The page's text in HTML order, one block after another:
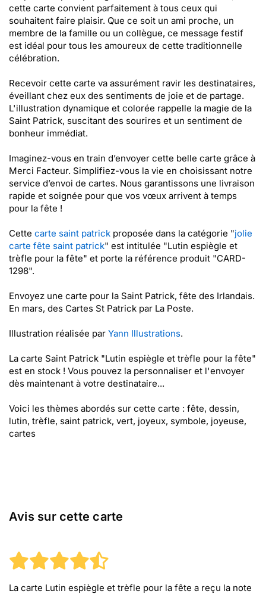
cette carte convient parfaitement à tous ceux qui
souhaitent faire plaisir. Que ce soit un ami proche, un
membre de la famille ou un collègue, ce message festif
est idéal pour tous les amoureux de cette traditionnelle
célébration.
Recevoir cette carte va assurément ravir les destinataires,
éveillant chez eux des sentiments de joie et de partage.
L'illustration dynamique et colorée rappelle la magie de la
Saint Patrick, suscitant des sourires et un sentiment de
bonheur immédiat.
Imaginez-vous en train d’envoyer cette belle carte grâce à
Merci Facteur. Simplifiez-vous la vie en choisissant notre
service d’envoi de cartes. Nous garantissons une livraison
rapide et soignée pour que vos vœux arrivent à temps
pour la fête !
Cette carte saint patrick proposée dans la catégorie "jolie
carte fête saint patrick" est intitulée "Lutin espiègle et
trèfle pour la fête" et porte la référence produit "CARD-
1298".
Envoyez une carte pour la Saint Patrick, fête des Irlandais.
En mars, des Cartes St Patrick par La Poste.
Illustration réalisée par Yann Illustrations.
La carte Saint Patrick "Lutin espiègle et trèfle pour la fête"
est en stock ! Vous pouvez la personnaliser et l'envoyer
dès maintenant à votre destinataire...
Voici les thèmes abordés sur cette carte : fête, dessin,
lutin, trèfle, saint patrick, vert, joyeux, symbole, joyeuse,
cartes
Avis sur cette carte
La carte Lutin espiègle et trèfle pour la fête a reçu la note